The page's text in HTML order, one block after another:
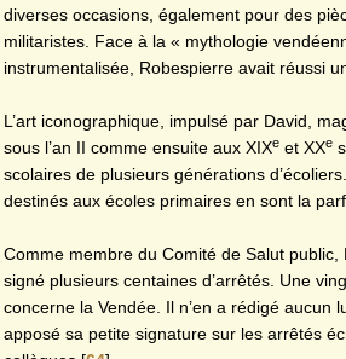
diverses occasions, également pour des
militaristes. Face à la « mythologie
instrumentalisée, Robespierre avait réussi
L’art iconographique, impulsé par David,
sous l’an II comme ensuite aux XIXe et XXe
scolaires de plusieurs générations
destinés aux écoles primaires en sont la
Comme membre du Comité de Salut
signé plusieurs centaines d’arrêtés. Une
concerne la Vendée. Il n’en a rédigé aucun
apposé sa petite signature sur les arrêtés